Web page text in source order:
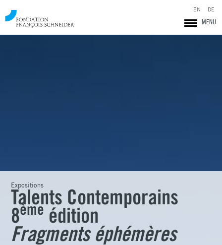
Fondation François Schneider
MENU
EN DE
Expositions
Talents Contemporains
8ème édition
Fragments éphémères